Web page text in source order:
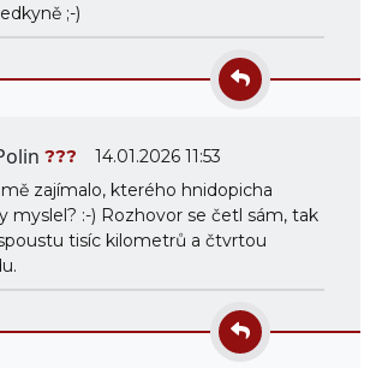
;-)
???
14.01.2026 11:53
zajímalo, kterého hnidopicha
myslel? :-) Rozhovor se četl sám, tak
tisíc kilometrů a čtvrtou